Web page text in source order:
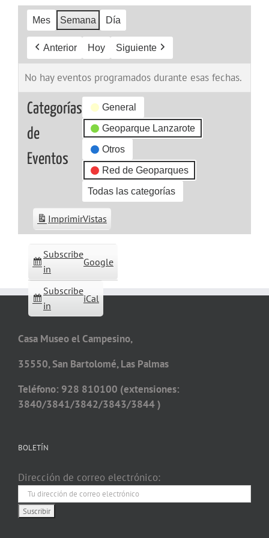
Mes Semana Día
Anterior Hoy Siguiente
No hay eventos programados durante esas fechas.
Categorías
de
Eventos
General
Geoparque Lanzarote
Otros
Red de Geoparques
Todas las categorías
Subscribe
in
Google
Subscribe
in
iCal
ImprimirVistas
Casa Museo el Campesino,
35550, San Bartolomé, Las Palmas
Teléfono: 928 810100 (extensiones:
3840/3841/3842/3843/3844 )
BOLETÍN
Dirección de correo electrónico: